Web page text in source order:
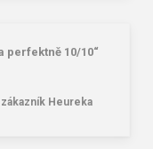
perfektně 10/10“
zákazník Heureka